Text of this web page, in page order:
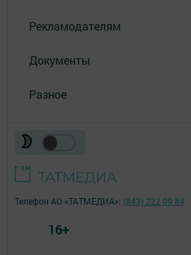
Рекламодателям
Документы
Разное
Телефон АО «ТАТМЕДИА»: (843) 222 09 84
16+